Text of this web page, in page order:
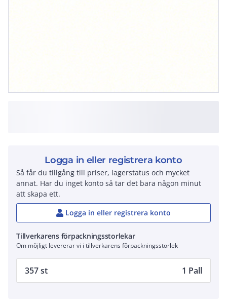
Logga in eller registrera konto
Så får du tillgång till priser, lagerstatus och mycket
annat. Har du inget konto så tar det bara någon minut
att skapa ett.
Logga in eller registrera konto
Tillverkarens förpackningsstorlekar
Om möjligt levererar vi i tillverkarens förpackningsstorlek
357 st 1 Pall